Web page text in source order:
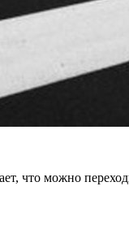
что можно